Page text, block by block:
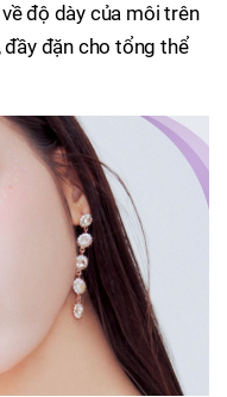
độ dày của môi trên
đặn cho tổng thể